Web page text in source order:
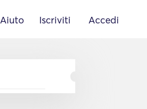
Aiuto Iscriviti Accedi